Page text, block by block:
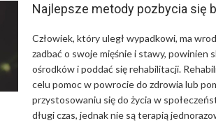
Najlepsze metody pozbycia się
Człowiek, który uległ wypadkowi, ma
zadbać o swoje mięśnie i stawy, powinien
ośrodków i poddać się rehabilitacji.
celu pomoc w powrocie do zdrowia lub
przystosowaniu się do życia w
długi czas, jednak nie są terapią